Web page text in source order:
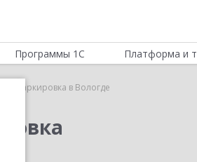
Программы 1С Платформа и
1С:Маркировка в Вологде